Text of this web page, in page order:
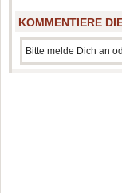
KOMMENTIERE
Bitte melde Dich an